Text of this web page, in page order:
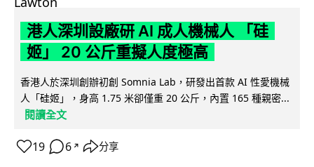
港人深圳設廠研 AI 成人機械人 「硅
姬」 20 公斤重擬人度極高
香港人於深圳創辦初創 Somnia Lab，研發出首款 AI 性愛機械
人「硅姬」，身高 1.75 米卻僅重 20 公斤，內置 165 種親密...
閱讀全文
19 6 ↗ 分享